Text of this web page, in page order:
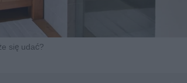
się udać?